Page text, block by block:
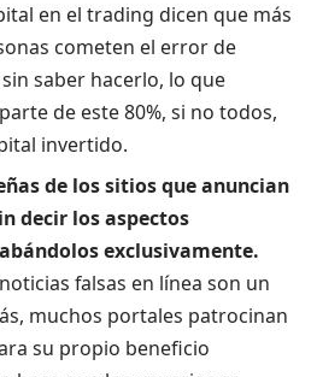
en el trading dicen que más
cometen el error de
saber hacerlo, lo que
de este 80%, si no todos,
invertido.
de los sitios que anuncian
decir los aspectos
exclusivamente.
falsas en línea son un
muchos portales patrocinan
su propio beneficio